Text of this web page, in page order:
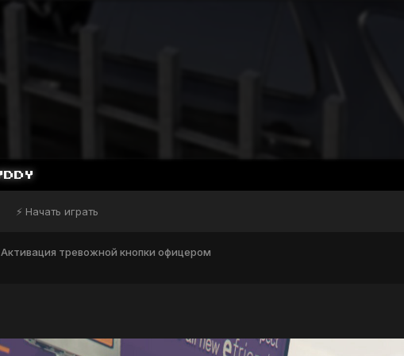
⚡ Начать играть
Активация тревожной кнопки офицером